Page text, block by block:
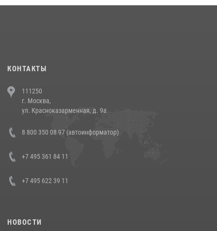
напавших на бригаду скорой помощи (видео)
14 июля 2026, 12:20
В Росгвардии прошла военно-научная конференция по обобщению
боевого опыта
КОНТАКТЫ
111250
г. Москва,
ул. Красноказарменная, д. 9а
8 800 350 08 97 (автоинформатор)
+7 495 361 84 11
+7 495 622 39 11
НОВОСТИ